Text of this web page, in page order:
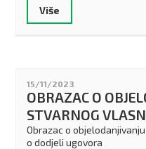
Više
15/11/2023
OBRAZAC O
STVARNOG
Obrazac o
o dodjeli ugovora